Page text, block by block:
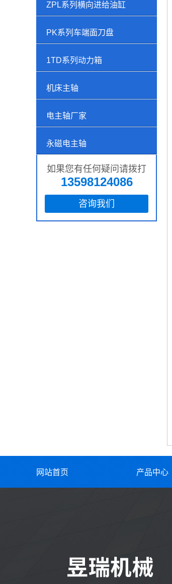
ZPL系列横向进给油缸
PK系列车端面刀盘
1TD系列动力箱
机床主轴
电主轴厂家
永磁电主轴
如果您有任何疑问请拨打
13598124086
咨询我们
网站首页 产品中心